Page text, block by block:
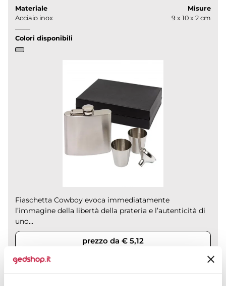
Materiale
Acciaio inox
Misure
9 x 10 x 2 cm
Colori disponibili
Fiaschetta Cowboy evoca immediatamente
l’immagine della libertà della prateria e l’autenticità di
uno...
prezzo da € 5,12